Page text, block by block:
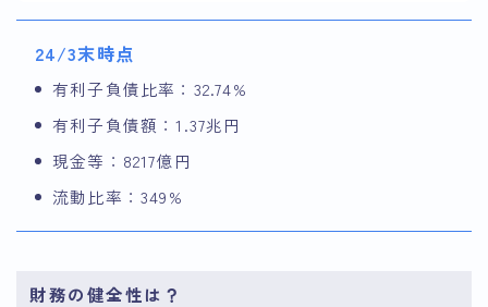
24/3末時点
有利子負債比率：32.74%
有利子負債額：1.37兆円
現金等：8217億円
流動比率：349%
財務の健全性は？